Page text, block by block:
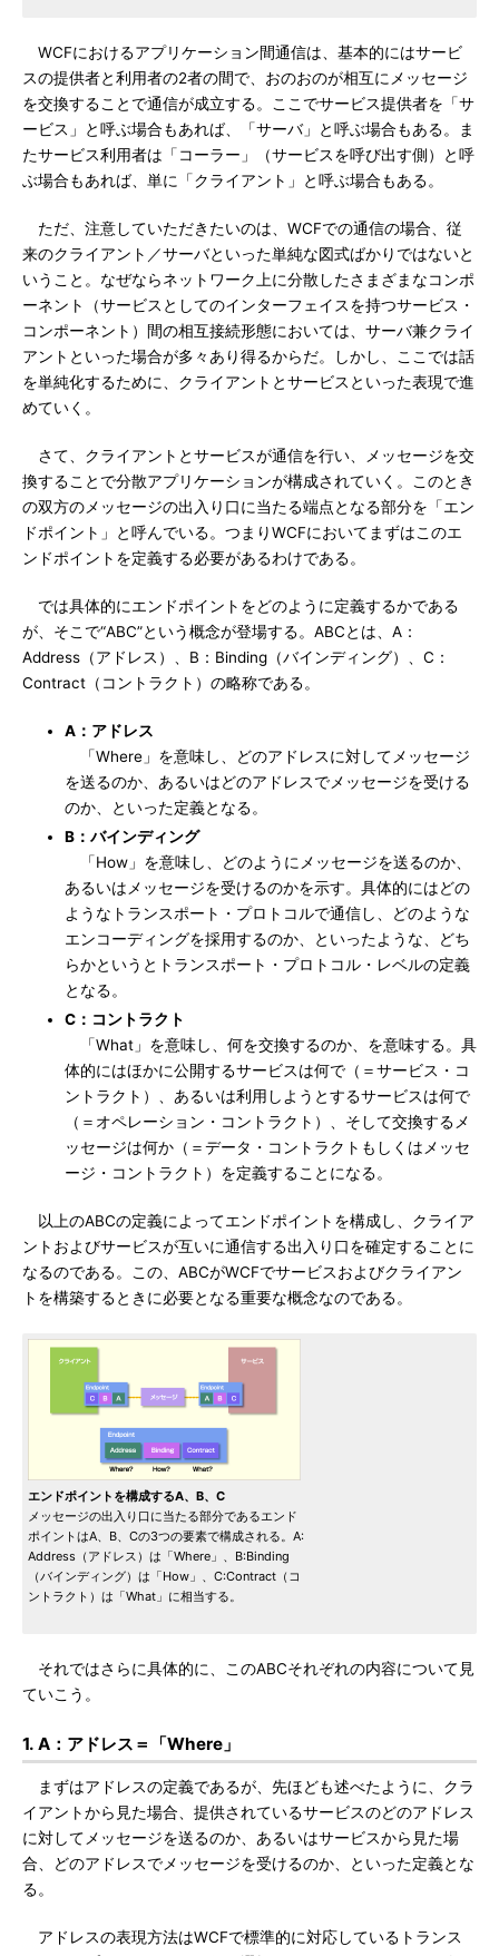
WCFにおけるアプリケーション間通信は、基本的にはサービ
スの提供者と利用者の2者の間で、おのおのが相互にメッセージ
を交換することで通信が成立する。ここでサービス提供者を「サ
ービス」と呼ぶ場合もあれば、「サーバ」と呼ぶ場合もある。ま
たサービス利用者は「コーラー」（サービスを呼び出す側）と呼
ぶ場合もあれば、単に「クライアント」と呼ぶ場合もある。
ただ、注意していただきたいのは、WCFでの通信の場合、従
来のクライアント／サーバといった単純な図式ばかりではないと
いうこと。なぜならネットワーク上に分散したさまざまなコンポ
ーネント（サービスとしてのインターフェイスを持つサービス・
コンポーネント）間の相互接続形態においては、サーバ兼クライ
アントといった場合が多々あり得るからだ。しかし、ここでは話
を単純化するために、クライアントとサービスといった表現で進
めていく。
さて、クライアントとサービスが通信を行い、メッセージを交
換することで分散アプリケーションが構成されていく。このとき
の双方のメッセージの出入り口に当たる端点となる部分を「エン
ドポイント」と呼んでいる。つまりWCFにおいてまずはこのエ
ンドポイントを定義する必要があるわけである。
では具体的にエンドポイントをどのように定義するかである
が、そこで“ABC”という概念が登場する。ABCとは、A：
Address（アドレス）、B：Binding（バインディング）、C：
Contract（コントラクト）の略称である。
A：アドレス
「Where」を意味し、どのアドレスに対してメッセージ
を送るのか、あるいはどのアドレスでメッセージを受ける
のか、といった定義となる。
B：バインディング
「How」を意味し、どのようにメッセージを送るのか、
あるいはメッセージを受けるのかを示す。具体的にはどの
ようなトランスポート・プロトコルで通信し、どのような
エンコーディングを採用するのか、といったような、どち
らかというとトランスポート・プロトコル・レベルの定義
となる。
C：コントラクト
「What」を意味し、何を交換するのか、を意味する。具
体的にはほかに公開するサービスは何で（＝サービス・コ
ントラクト）、あるいは利用しようとするサービスは何で
（＝オペレーション・コントラクト）、そして交換するメ
ッセージは何か（＝データ・コントラクトもしくはメッセ
ージ・コントラクト）を定義することになる。
以上のABCの定義によってエンドポイントを構成し、クライア
ントおよびサービスが互いに通信する出入り口を確定することに
なるのである。この、ABCがWCFでサービスおよびクライアン
トを構築するときに必要となる重要な概念なのである。
エンドポイントを構成するA、B、C
メッセージの出入り口に当たる部分であるエンド
ポイントはA、B、Cの3つの要素で構成される。A:
Address（アドレス）は「Where」、B:Binding
（バインディング）は「How」、C:Contract（コ
ントラクト）は「What」に相当する。
それではさらに具体的に、このABCそれぞれの内容について見
ていこう。
1. A：アドレス＝「Where」
まずはアドレスの定義であるが、先ほども述べたように、クラ
イアントから見た場合、提供されているサービスのどのアドレス
に対してメッセージを送るのか、あるいはサービスから見た場
合、どのアドレスでメッセージを受けるのか、といった定義とな
る。
アドレスの表現方法はWCFで標準的に対応しているトランス